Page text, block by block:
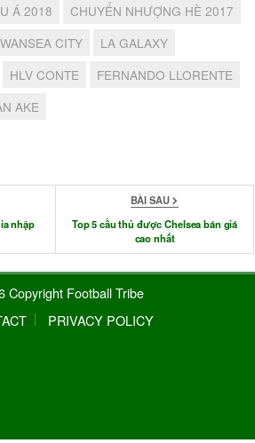
Á 2018
CHUYỂN NHƯỢNG HÈ 2017
CITY
LA GALAXY
HLV CONTE
FERNANDO LLORENTE
AKE
nhập
BÀI SAU
Top 5 cầu thủ được Chelsea bán giá
cao nhất
Copyright Football Tribe
PRIVACY POLICY